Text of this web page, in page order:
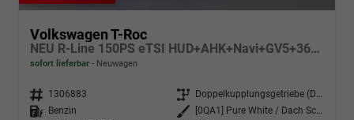
Volkswagen T-Roc
NEU R-Line 150PS eTSI HUD+AHK+Navi+GV5+360°+IQ.Light+Parklenk+eHeck+BlackStyle
sofort lieferbar Neuwagen
Fahrzeugnr. 1306883 Getriebe
Doppelkupplungsgetriebe (DSG)
Kraftstoff
Benzin Außenfarbe
[0QA1] Pure White / Dach Schwarz